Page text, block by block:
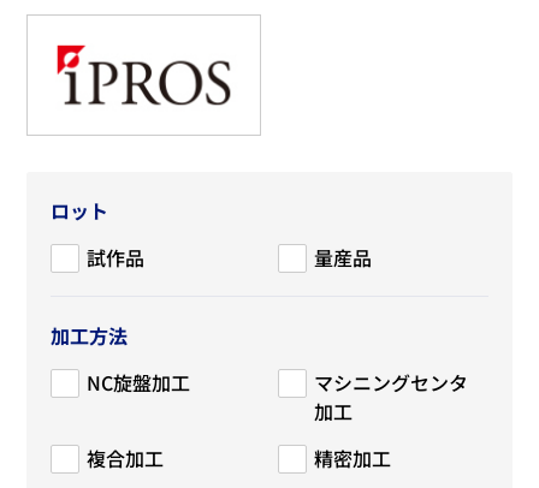
ロット
試作品
量産品
加工方法
NC旋盤加工
マシニングセンタ
加工
複合加工
精密加工